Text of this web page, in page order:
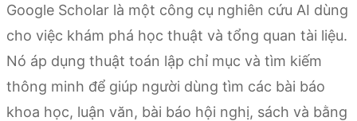
Google Scholar là một công cụ nghiên cứu AI dùng
cho việc khám phá học thuật và tổng quan tài liệu.
Nó áp dụng thuật toán lập chỉ mục và tìm kiếm
thông minh để giúp người dùng tìm các bài báo
khoa học, luận văn, bài báo hội nghị, sách và bằng